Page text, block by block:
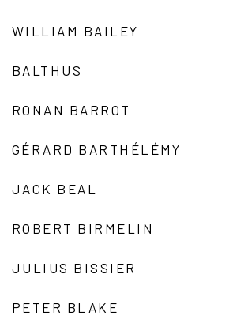
WILLIAM BAILEY
BALTHUS
RONAN BARROT
GÉRARD BARTHÉLÉMY
JACK BEAL
ROBERT BIRMELIN
JULIUS BISSIER
PETER BLAKE